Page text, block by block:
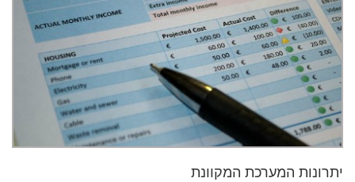
יתרונות המערכת המקוונת